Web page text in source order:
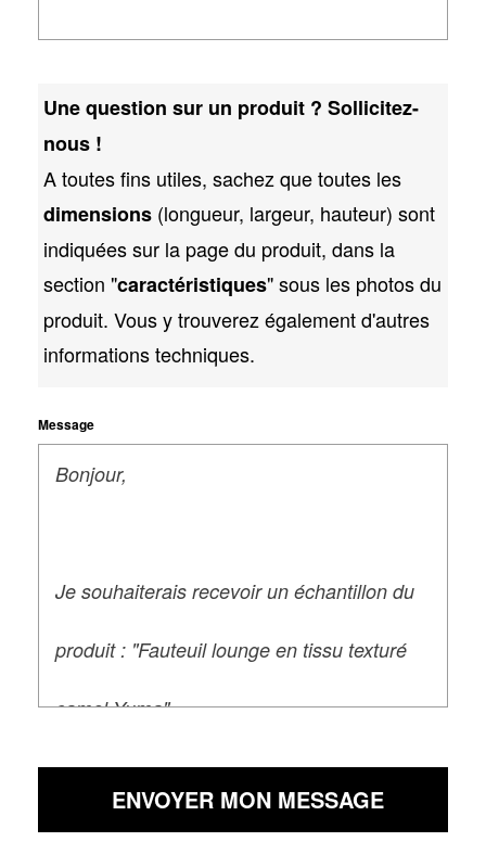
Une question sur un produit ? Sollicitez-
nous !
A toutes fins utiles, sachez que toutes les
dimensions (longueur, largeur, hauteur) sont
indiquées sur la page du produit, dans la
section "caractéristiques" sous les photos du
produit. Vous y trouverez également d'autres
informations techniques.
Message